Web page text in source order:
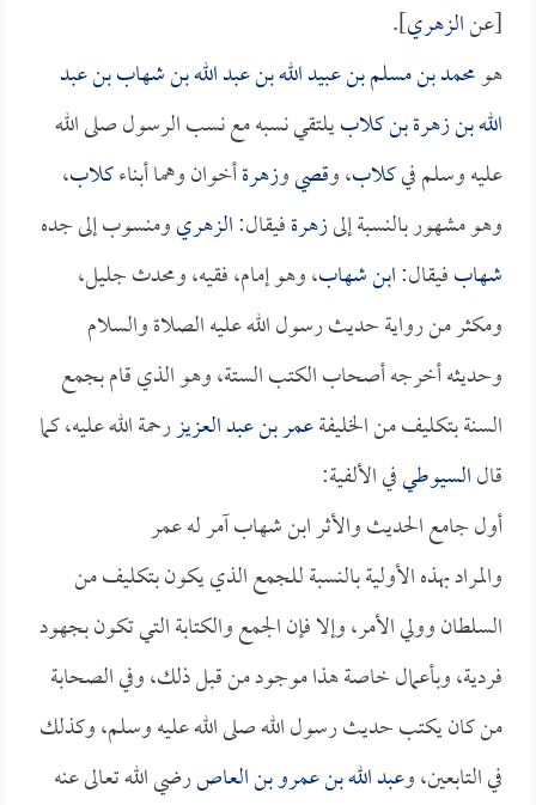
[عنالزهري].
هومحمد بن مسلم بن عبيد الله بن عبد الله بن شهاب بن عبد
الله بن زهرة بن كلابيلتقي نسبه مع نسب الرسول صلى الله
عليه وسلم فيكلاب، وقصيوزهرةأخوان وهما أبناءكلاب،
وهو مشهور بالنسبة إلىزهرةفيقال:الزهريومنسوب إلى جده
شهابفيقال:ابن شهاب، وهو إمام، فقيه، ومحدث جليل،
ومكثر من رواية حديث رسول الله عليه الصلاة والسلام
وحديثه أخرجه أصحاب الكتب الستة، وهو الذي قام بجمع
السنة بتكليف من الخليفةعمر بن عبد العزيزرحمة الله عليه، كما
قالالسيوطيفي الألفية:
أول جامع الحديث والأثر ابن شهاب آمر له عمر
والمراد بهذه الأولية بالنسبة للجمع الذي يكون بتكليف من
السلطان وولي الأمر، وإلا فإن الجمع والكتابة التي تكون بجهود
فردية، وبأعمال خاصة هذا موجود من قبل ذلك، وفي الصحابة
من كان يكتب حديث رسول الله صلى الله عليه وسلم، وكذلك
في التابعين، وعبد الله بن عمرو بن العاصرضي الله تعالى عنه